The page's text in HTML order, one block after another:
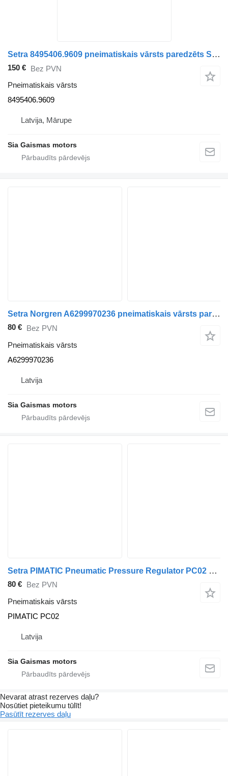
Setra 8495406.9609 pneimatiskais vārsts paredzēts Setra 313UL autobusa
150 € Bez PVN
Pneimatiskais vārsts
8495406.9609
Latvija, Mārupe
Sia Gaismas motors
Setra Norgren A6299970236 pneimatiskais vārsts paredzēts Setra 415 hd autobusa
80 € Bez PVN
Pneimatiskais vārsts
A6299970236
Latvija
Sia Gaismas motors
Setra PIMATIC Pneumatic Pressure Regulator PC02 PIMATIC PC02 pneimatiskais vārsts paredzēts Setra autobusa
80 € Bez PVN
Pneimatiskais vārsts
PIMATIC PC02
Latvija
Sia Gaismas motors
Nevarat atrast rezerves daļu?
Nosūtiet pieteikumu tūlīt!
Pasūtīt rezerves daļu